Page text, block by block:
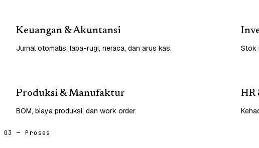
Keuangan & Akuntansi
Jurnal otomatis, laba-rugi, neraca, dan arus kas. Stok
Produksi & Manufaktur
BOM, biaya produksi, dan work order.
HR
03 — Proses